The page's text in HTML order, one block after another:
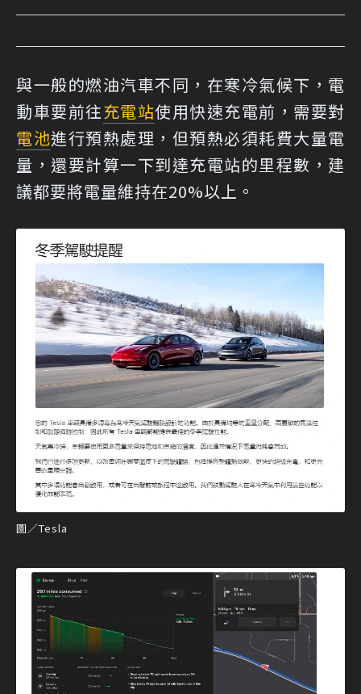
與一般的燃油汽車不同，在寒冷氣候下，電
動車要前往充電站使用快速充電前，需要對
電池進行預熱處理，但預熱必須耗費大量電
量，還要計算一下到達充電站的里程數，建
議都要將電量維持在20%以上。
圖／Tesla